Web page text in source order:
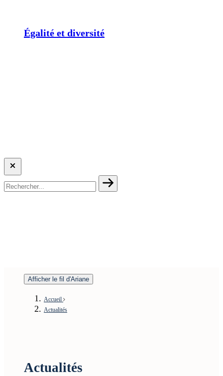
Égalité et diversité
Afficher le fil d'Ariane
Accueil
Actualités
Actualités